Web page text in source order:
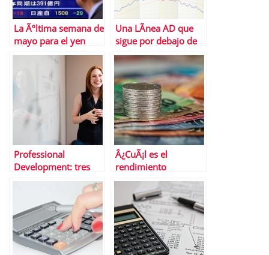
La Ãºltima semana de
mayo para el yen
Una LÃ­nea AD que
sigue por debajo de
sus medias
Professional
Development: tres
claves que debes
Â¿CuÃ¡l es el
rendimiento
promedio del
mercado de valores?